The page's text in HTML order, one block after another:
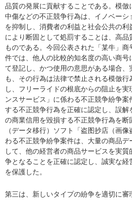
品質の発展に貢献することである。模
中傷などの不正競争行為は、イノベー
を抑制し、消費者の利益と社会公共の
により断固として処罰することは、高品
ものである。今回公表された「某牛」
件では、他人の比較的知名度の高い商号
て登記し、かつ使用の意思がある場合、
も、その行為は法律で禁止される模倣行
し、フリーライドの根底からの阻止を
ンスサービス」に係わる不正競争紛争
する不正競争行為を正確に認定し、誤解
の商業信用を毀損する不正競争行為を断
（データ移行）ソフト「盗图抄店（画
わる不正競争紛争案件は、大量の商品
して、他の経営者の商品サービスを実
争となることを正確に認定し、誠実な経
を保護した。
第三は、新しいタイプの紛争を適切に審